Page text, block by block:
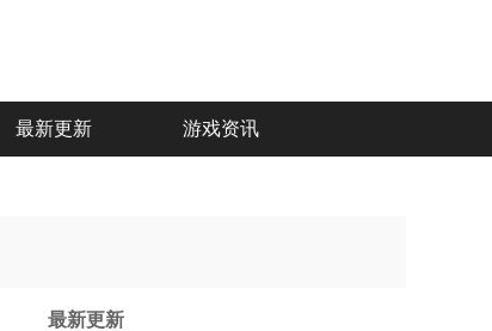
最新更新 游戏资讯
最新更新